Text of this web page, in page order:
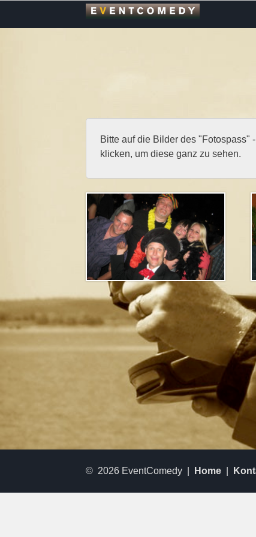
Bitte auf die Bilder des "Fotospass"
klicken, um diese ganz zu sehen.
© 2026 EventComedy | Home